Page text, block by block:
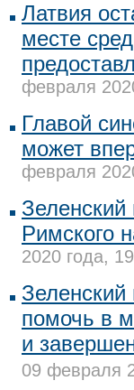
Латвия
месте
февраля
Главой
может
февраля
Зеленский
Римского
2020 года,
помочь в
и
09 февраля